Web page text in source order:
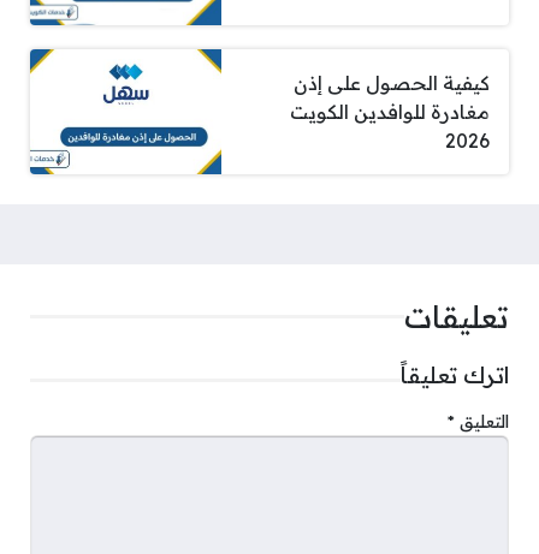
كيفية الحصول على إذن
مغادرة للوافدين الكويت
2026
تعليقات
اترك تعليقاً
التعليق *